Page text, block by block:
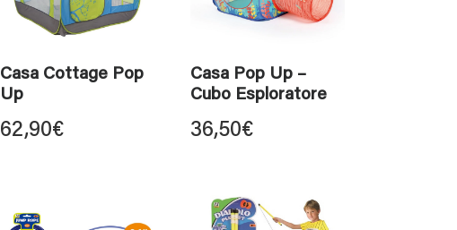
Casa Cottage Pop
Up
62,90€
Casa Pop Up –
Cubo Esploratore
36,50€